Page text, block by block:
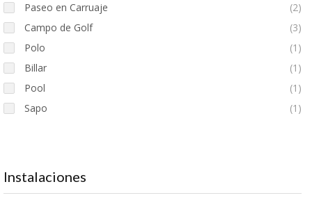
Paseo en Carruaje
(2)
Campo de Golf
(3)
Polo
(1)
Billar
(1)
Pool
(1)
Sapo
(1)
Instalaciones